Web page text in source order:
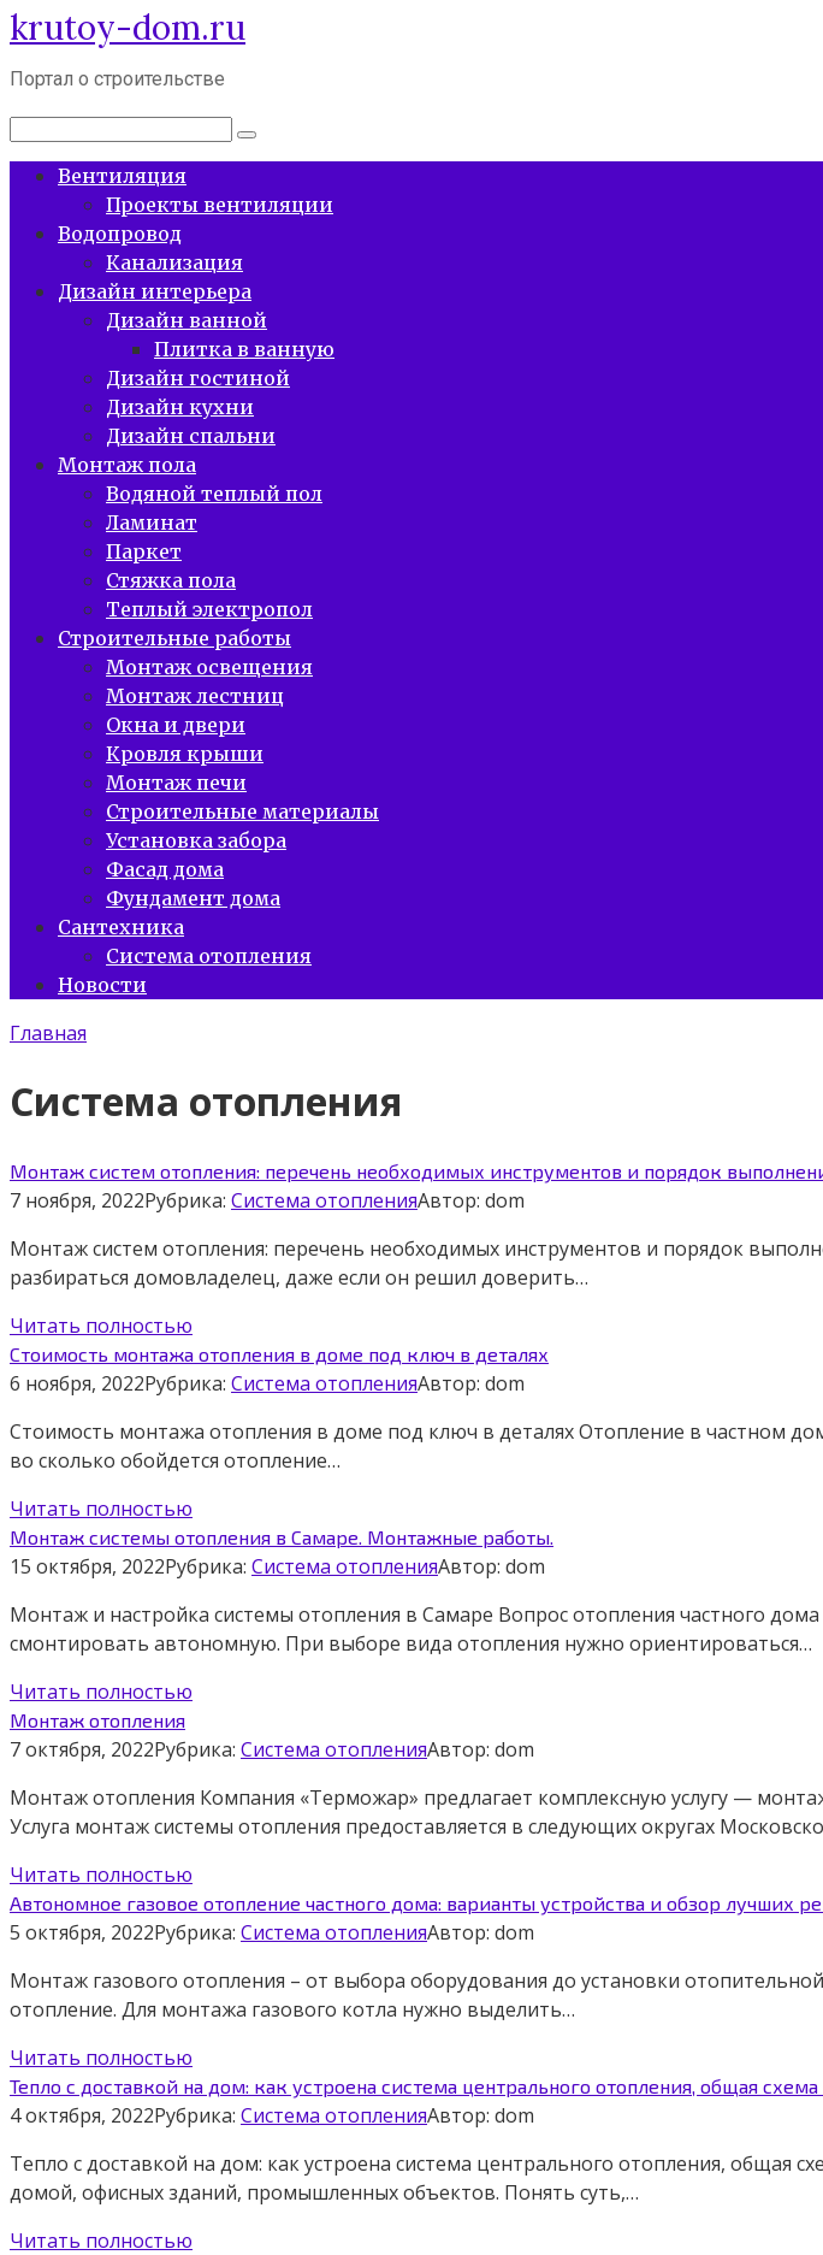
Перейти
к
контенту
krutoy-dom.ru
Портал о строительстве
Поиск:
Вентиляция
Проекты вентиляции
Водопровод
Канализация
Дизайн интерьера
Дизайн ванной
Плитка в ванную
Дизайн гостиной
Дизайн кухни
Дизайн спальни
Монтаж пола
Водяной теплый пол
Ламинат
Паркет
Стяжка пола
Теплый электропол
Строительные работы
Монтаж освещения
Монтаж лестниц
Окна и двери
Кровля крыши
Монтаж печи
Строительные материалы
Установка забора
Фасад дома
Фундамент дома
Сантехника
Система отопления
Новости
Главная
Система отопления
Монтаж систем отопления: перечень необходимых инструментов и порядок
7 ноября, 2022Рубрика: Система отопленияАвтор: dom
Монтаж систем отопления: перечень необходимых инструментов и порядок
разбираться домовладелец, даже если он решил доверить…
Читать полностью
Стоимость монтажа отопления в доме под ключ в деталях
6 ноября, 2022Рубрика: Система отопленияАвтор: dom
Стоимость монтажа отопления в доме под ключ в деталях Отопление в частном
во сколько обойдется отопление…
Читать полностью
Монтаж системы отопления в Самаре. Монтажные работы.
15 октября, 2022Рубрика: Система отопленияАвтор: dom
Монтаж и настройка системы отопления в Самаре Вопрос отопления частного
смонтировать автономную. При выборе вида отопления нужно ориентироваться…
Читать полностью
Монтаж отопления
7 октября, 2022Рубрика: Система отопленияАвтор: dom
Монтаж отопления Компания «Терможар» предлагает комплексную услугу —
Услуга монтаж системы отопления предоставляется в следующих округах
Читать полностью
Автономное газовое отопление частного дома: варианты устройства и обзор лучших
5 октября, 2022Рубрика: Система отопленияАвтор: dom
Монтаж газового отопления – от выбора оборудования до установки
отопление. Для монтажа газового котла нужно выделить…
Читать полностью
Тепло с доставкой на дом: как устроена система центрального отопления, общая
4 октября, 2022Рубрика: Система отопленияАвтор: dom
Тепло с доставкой на дом: как устроена система центрального отопления, общая
домой, офисных зданий, промышленных объектов. Понять суть,…
Читать полностью